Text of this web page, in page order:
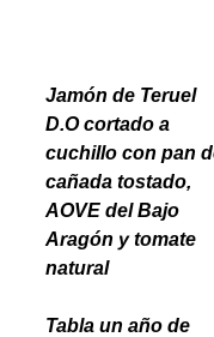
Jamón de Teruel
D.O cortado a
cuchillo con pan
cañada tostado,
AOVE del Bajo
Aragón y tomate
natural
Tabla un año de